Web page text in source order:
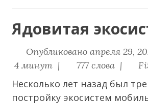
Ядовитая
Опубликовано апреля 29,
4 минут |
777 слова |
Несколько лет назад был
постройку экосистем